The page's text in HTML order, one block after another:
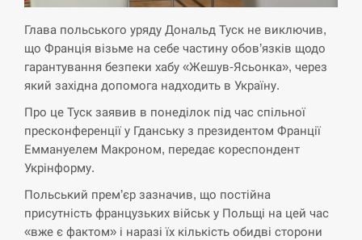
СЕРПЕНЬ
Экс-послу в США Стефанишиной вручили новое
подозрение и избирают меру…
СЕРПЕНЬ
14:40
У Росії розгортається ракетний підрозділ КНДР –
Reuters
СЕРПЕНЬ
Глава польського уряду Дональд Туск не виключив,
що Франція візьме на себе частину обов’язків щодо
гарантування безпеки хабу «Жешув-Ясьонка», через
який західна допомога надходить в Україну.
Про це Туск заявив в понеділок під час спільної
пресконференції у Гданську з президентом Франції
Еммануелем Макроном, передає кореспондент
Укрінформу.
Польський прем’єр зазначив, що постійна
присутність французьких військ у Польщі на цей час
«вже є фактом» і наразі їх кількість обидві сторони